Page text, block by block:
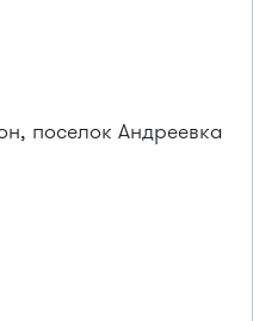
поселок Андреевка